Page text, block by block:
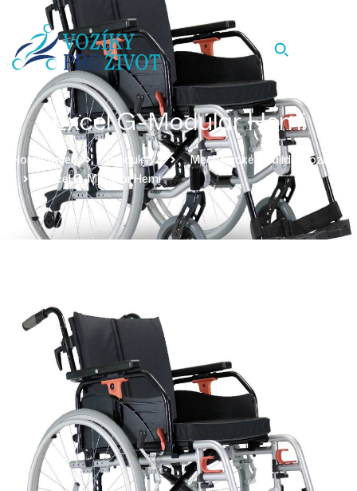
Excel G-Modular Hemi
Homepage Produkty
Mechanické Invalidní Vozíky
Excel G-Modular Hemi